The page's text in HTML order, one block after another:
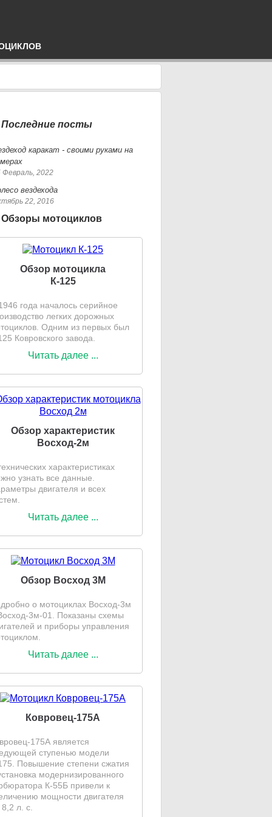
Последние посты
каракат - своими руками на
Февраль, 2022
вездехода
22, 2016
Обзоры мотоциклов
Обзор мотоцикла
К-125
года началось серийное
легких дорожных
Одним из первых был
Ковровского завода.
Читать далее ...
Обзор характеристик
Восход-2м
характеристиках
узнать все данные.
двигателя и всех
Читать далее ...
Обзор Восход 3М
о мотоциклах Восход-3м
3м-01. Показаны схемы
и приборы управления
Читать далее ...
Ковровец-175А
175А является
ступенью модели
Повышение степени сжатия
модернизированного
К-55Б привели к
мощности двигателя
л. с.